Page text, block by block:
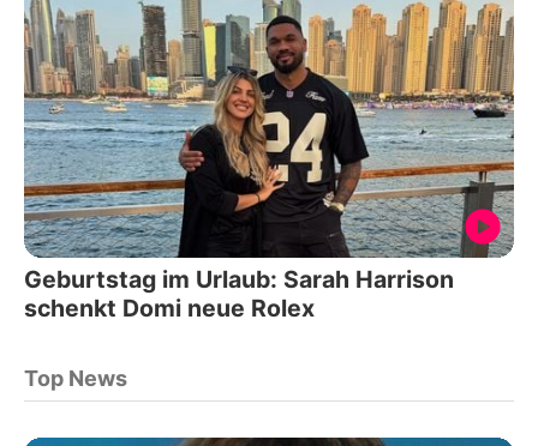
Geburtstag im Urlaub: Sarah Harrison
schenkt Domi neue Rolex
Top News